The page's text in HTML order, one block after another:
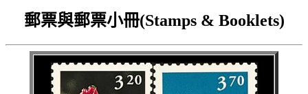
郵票與郵票小冊(Stamps & Booklets)